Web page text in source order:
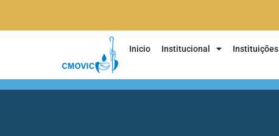
Inicio Institucional Instituições